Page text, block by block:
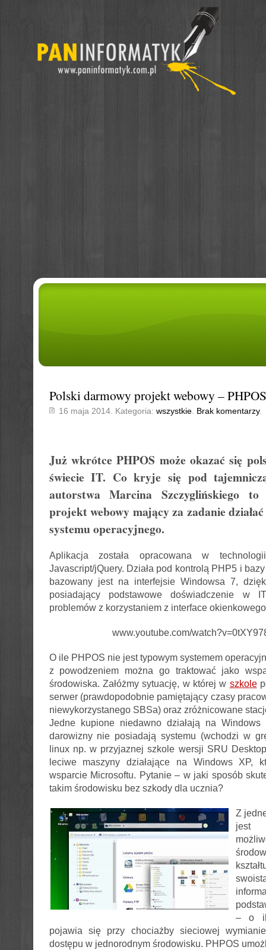
Polski darmowy projekt webowy – PHPOS
16 maja 2014. Kategoria: wszystkie. Brak komentarzy.
Już wkrótce PHPOS może okazać się
świecie IT. Co kryje się pod
autorstwa Marcina Szczyglińskiego
projekt webowy mający za zadanie
systemu operacyjnego.
Aplikacja została opracowana w
Javascript/jQuery. Działa pod kontrolą PHP5 i
bazowany jest na interfejsie Windowsa 7,
posiadający podstawowe doświadczenie w
problemów z korzystaniem z interface
www.youtube.com/
O ile PHPOS nie jest typowym systemem
z powodzeniem można go traktować jako
środowiska. Załóżmy sytuację, w której w szkole
serwer (prawdopodobnie pamiętający czasy
niewykorzystanego SBSa) oraz zróżnicowane
Jedne kupione niedawno działają na
darowizny nie posiadają systemu (wchodzi w
linux np. w przyjaznej szkole wersji SRU
leciwe maszyny działające na Windows XP,
wsparcie Microsoftu. Pytanie – w jaki sposób
takim środowisku bez szkody dla ucznia?
Z
jest
– o
pojawia się przy chociażby sieciowej
dostępu w jednorodnym środowisku. PHPOS